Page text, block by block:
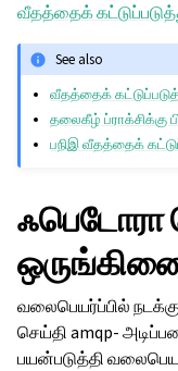
வீதத்தைக்
See also
வீதத்தைக்
தலைகீழ் ப்ராக்சிக்கு
பநிஇ வீதத்தைக்
ஃபெடோரா
வலைபெயர்ப்பில்
செய்தி amqp-
பயன்படுத்தி